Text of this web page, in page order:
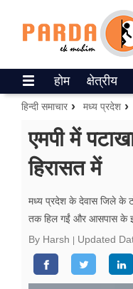
ePaper
वेब स्टोरीज
उत्तर प्रदेश
वीडियो
रिलेशनशिप
होम क्षेत्रीय
हिन्दी समाचार मध्य प्रदेश
एमपी में
हिरासत में
मध्य प्रदेश के देवास जिले के
तक हिल गईं और आसपास के
By Harsh
Updated